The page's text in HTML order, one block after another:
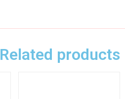
Related products